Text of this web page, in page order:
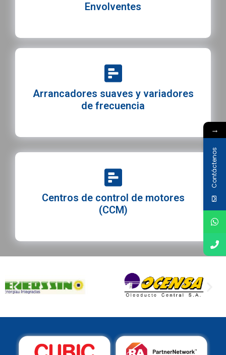
Arrancadores suaves y variadores
de frecuencia
Centros de control de motores
(CCM)
Envolventes
→
Contáctenos